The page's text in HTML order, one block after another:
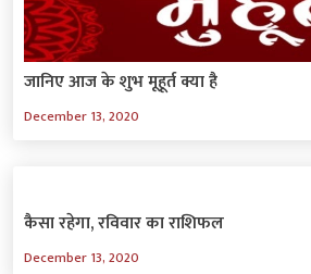
जानिए आज के शुभ मूहूर्त क्या है
December 13, 2020
कैसा रहेगा, रविवार का राशिफल
December 13, 2020